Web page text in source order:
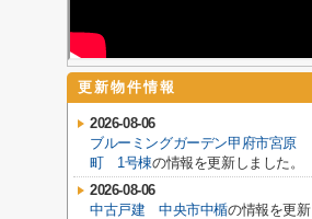
更新物件情報
2026-08-06
ブルーミングガーデン甲府市宮原
町 1号棟の情報を更新しました。
2026-08-06
中古戸建 中央市中楯の情報を更新